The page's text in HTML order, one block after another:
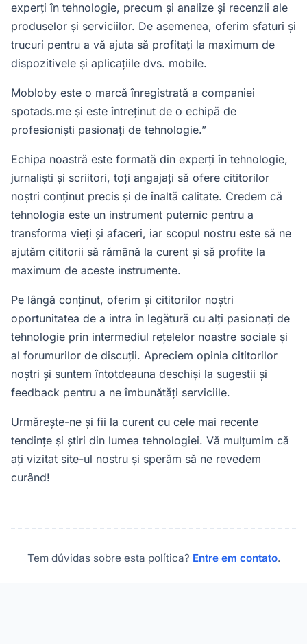
experți în tehnologie, precum și analize și recenzii ale
produselor și serviciilor. De asemenea, oferim sfaturi și
trucuri pentru a vă ajuta să profitați la maximum de
dispozitivele și aplicațiile dvs. mobile.
Mobloby este o marcă înregistrată a companiei
spotads.me și este întreținut de o echipă de
profesioniști pasionați de tehnologie.”
Echipa noastră este formată din experți în tehnologie,
jurnaliști și scriitori, toți angajați să ofere cititorilor
noștri conținut precis și de înaltă calitate. Credem că
tehnologia este un instrument puternic pentru a
transforma vieți și afaceri, iar scopul nostru este să ne
ajutăm cititorii să rămână la curent și să profite la
maximum de aceste instrumente.
Pe lângă conținut, oferim și cititorilor noștri
oportunitatea de a intra în legătură cu alți pasionați de
tehnologie prin intermediul rețelelor noastre sociale și
al forumurilor de discuții. Apreciem opinia cititorilor
noștri și suntem întotdeauna deschiși la sugestii și
feedback pentru a ne îmbunătăți serviciile.
Urmărește-ne și fii la curent cu cele mai recente
tendințe și știri din lumea tehnologiei. Vă mulțumim că
ați vizitat site-ul nostru și sperăm să ne revedem
curând!
Tem dúvidas sobre esta política? Entre em contato.